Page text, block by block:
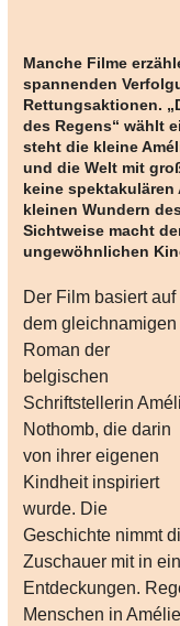
Manche Filme
spannenden
Rettungsaktionen.
des Regens“ wählt
steht die kleine
und die Welt mit
keine spektakulären
kleinen Wundern
Sichtweise macht
ungewöhnlichen
Der Film basiert auf
dem gleichnamigen
Roman der
belgischen
Schriftstellerin
Nothomb, die darin
von ihrer eigenen
Kindheit inspiriert
wurde. Die
Geschichte nimmt
Zuschauer mit in
Entdeckungen.
Menschen in